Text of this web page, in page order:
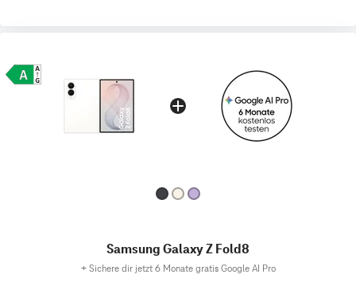
Samsung Galaxy Z Fold8
+ Sichere dir jetzt 6 Monate gratis Google AI Pro